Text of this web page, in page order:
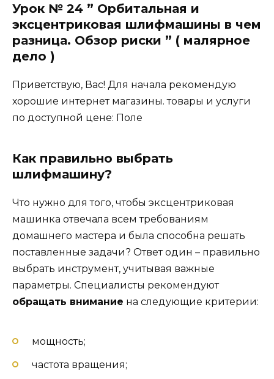
Урок № 24 ” Орбитальная и
эксцентриковая шлифмашины в чем
разница. Обзор риски ” ( малярное
дело )
Приветствую, Вас! Для начала рекомендую
хорошие интернет магазины. товары и услуги
по доступной цене: Поле
Как правильно выбрать
шлифмашину?
Что нужно для того, чтобы эксцентриковая
машинка отвечала всем требованиям
домашнего мастера и была способна решать
поставленные задачи? Ответ один – правильно
выбрать инструмент, учитывая важные
параметры. Специалисты рекомендуют
обращать внимание на следующие критерии:
мощность;
частота вращения;